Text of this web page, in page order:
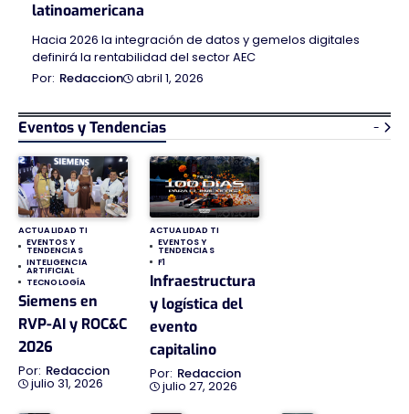
latinoamericana
Hacia 2026 la integración de datos y gemelos digitales
definirá la rentabilidad del sector AEC
Redaccion
abril 1, 2026
Eventos y Tendencias -
ACTUALIDAD TI
EVENTOS Y
TENDENCIAS
INTELIGENCIA
ARTIFICIAL
TECNOLOGÍA
Siemens en
RVP-AI y ROC&C
2026
Redaccion
julio 31, 2026
ACTUALIDAD TI
EVENTOS Y
TENDENCIAS
F1
Infraestructura
y logística del
evento
capitalino
Redaccion
julio 27, 2026